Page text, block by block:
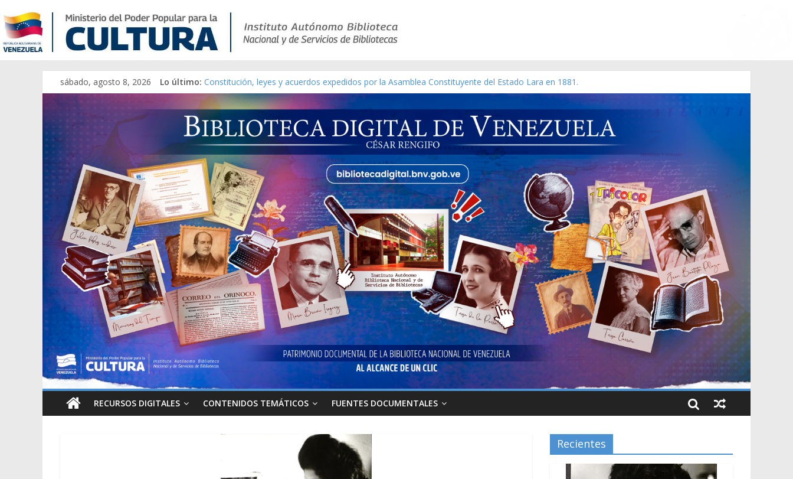
sábado, agosto 8, 2026 Lo último: Constitución, leyes y acuerdos expedidos por la Asamblea Constituyente del Estado Lara en 1881.
Una Parálisis [material gráfico]
Modesta Bor Sánchez [material gráfico]
Gaceta Oficial de la República de Venezuela año CXXXIII Mes V, Caracas 09 de marzo de 2006 N° 38.394
Catálogo temático de obras de Modesta Bor
RECURSOS DIGITALES CONTENIDOS TEMÁTICOS FUENTES DOCUMENTALES
Recientes